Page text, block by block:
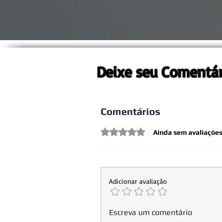
Deixe seu
Comentários
Avaliado com 0 de 5 estrelas.Ainda sem avaliações
Adicionar avaliação
Escreva um comentário